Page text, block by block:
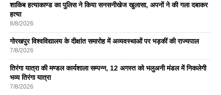
शाकिब हत्याकाण्ड का पुलिस ने किया सनसनीखेज खुलासा, अपनों ने की गला दबाकर
हत्या
8/8/2026
गोरखपुर विश्वविद्यालय के दीक्षांत समारोह में अव्यवस्थाओं पर भड़कीं की राज्यपाल
7/8/2026
तिरंगा यात्रा की मण्डल कार्यशाला सम्पन्न, 12 अगस्त को भलुअनी मंडल में निकलेगी
भव्य तिरंगा यात्रा
7/8/2026